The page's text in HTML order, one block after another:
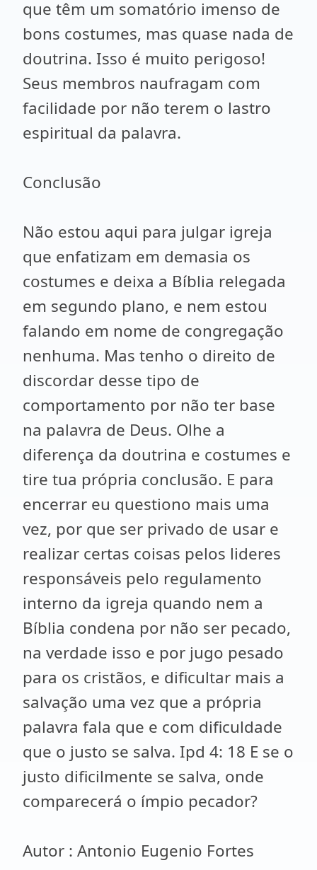
que têm um somatório imenso de
bons costumes, mas quase nada de
doutrina. Isso é muito perigoso!
Seus membros naufragam com
facilidade por não terem o lastro
espiritual da palavra.
Conclusão
Não estou aqui para julgar igreja
que enfatizam em demasia os
costumes e deixa a Bíblia relegada
em segundo plano, e nem estou
falando em nome de congregação
nenhuma. Mas tenho o direito de
discordar desse tipo de
comportamento por não ter base
na palavra de Deus. Olhe a
diferença da doutrina e costumes e
tire tua própria conclusão. E para
encerrar eu questiono mais uma
vez, por que ser privado de usar e
realizar certas coisas pelos lideres
responsáveis pelo regulamento
interno da igreja quando nem a
Bíblia condena por não ser pecado,
na verdade isso e por jugo pesado
para os cristãos, e dificultar mais a
salvação uma vez que a própria
palavra fala que e com dificuldade
que o justo se salva. Ipd 4: 18 E se o
justo dificilmente se salva, onde
comparecerá o ímpio pecador?
Autor : Antonio Eugenio Fortes